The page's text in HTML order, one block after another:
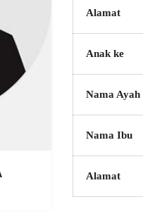
Alamat
Anak ke
Nama Ayah
Nama Ibu
Alamat